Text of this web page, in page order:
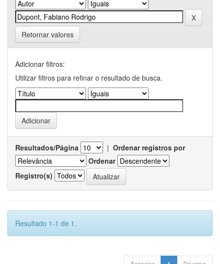
Retornar valores
Adicionar filtros:
Utilizar filtros para refinar o resultado de busca.
Resultados/Página | Ordenar registros por
Ordenar
Registro(s)
Resultado 1-1 de 1.